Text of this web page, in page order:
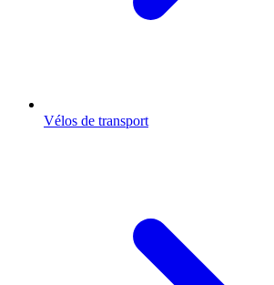
Vélos de transport